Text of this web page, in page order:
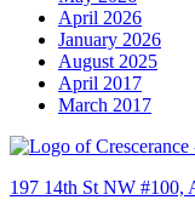
April 2026
January 2026
August 2025
April 2017
March 2017
197 14th St NW #100,